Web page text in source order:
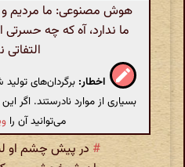
هوش مصنوعی: ما مردیم
ما ندارد، آه که چه
التفاتی
اخطار: برگردان‌های
بسیاری از موارد نادرستند. اگر
می‌توانید آن را
# در پیش چشم او